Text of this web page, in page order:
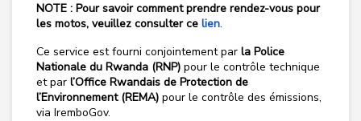
NOTE : Pour savoir comment prendre rendez-vous pour
les motos, veuillez consulter ce lien.
Ce service est fourni conjointement par la Police
Nationale du Rwanda (RNP) pour le contrôle technique
et par l’Office Rwandais de Protection de
l’Environnement (REMA) pour le contrôle des émissions,
via IremboGov.